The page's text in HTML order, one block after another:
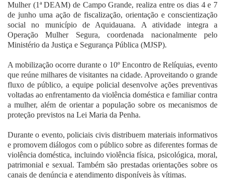
Mulher (1ª DEAM) de Campo Grande, realiza entre os dias 4 e 7
de junho uma ação de fiscalização, orientação e conscientização
social no município de Aquidauana. A atividade integra a
Operação Mulher Segura, coordenada nacionalmente pelo
Ministério da Justiça e Segurança Pública (MJSP).
A mobilização ocorre durante o 10º Encontro de Relíquias, evento
que reúne milhares de visitantes na cidade. Aproveitando o grande
fluxo de público, a equipe policial desenvolve ações preventivas
voltadas ao enfrentamento da violência doméstica e familiar contra
a mulher, além de orientar a população sobre os mecanismos de
proteção previstos na Lei Maria da Penha.
Durante o evento, policiais civis distribuem materiais informativos
e promovem diálogos com o público sobre as diferentes formas de
violência doméstica, incluindo violência física, psicológica, moral,
patrimonial e sexual. Também são prestadas orientações sobre os
canais de denúncia e atendimento disponíveis às vítimas.